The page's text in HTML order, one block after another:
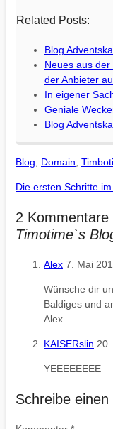
Related Posts:
Blog
Neues aus
der Anbieter
In eigener
Geniale
Blog
Blog Domain
Die ersten Schritte
2 Kommentare
Timotime`s
Alex 7. Mai
Wünsche dir
Baldiges und
Alex
KAISERslin
YEEEEEEEE
Schreibe